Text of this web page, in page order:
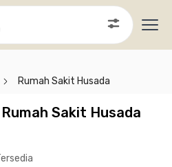
Rumah Sakit Husada
Sakit Husada